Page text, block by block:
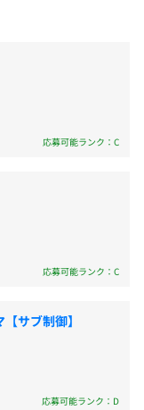
～22:00
働条件に準拠しま
、入社直後の付与
応募可能ランク：C
応募可能ランク：C
サブ制御】
応募可能ランク：D